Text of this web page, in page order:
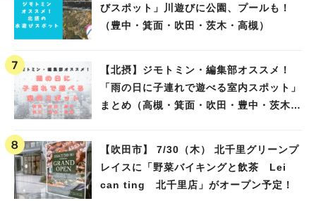
びスポット」川遊びに公園、プールも！
（豊中・箕面・吹田・茨木・高槻）
【北摂】ジモトミン・編集部オススメ！
「雨の日に子連れで遊べる室内スポット」
まとめ（高槻・箕面・吹田・豊中・茨木・
【吹田市】 7/30（木） 北千里グリーンプ
レイスに「野菜バイキングと飲茶 Lei
can ting 北千里店」がオープン予定！